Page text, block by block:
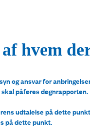
hvem
og ansvar for
påføres døgnrapporten.
udtalelse på dette
på dette punkt.